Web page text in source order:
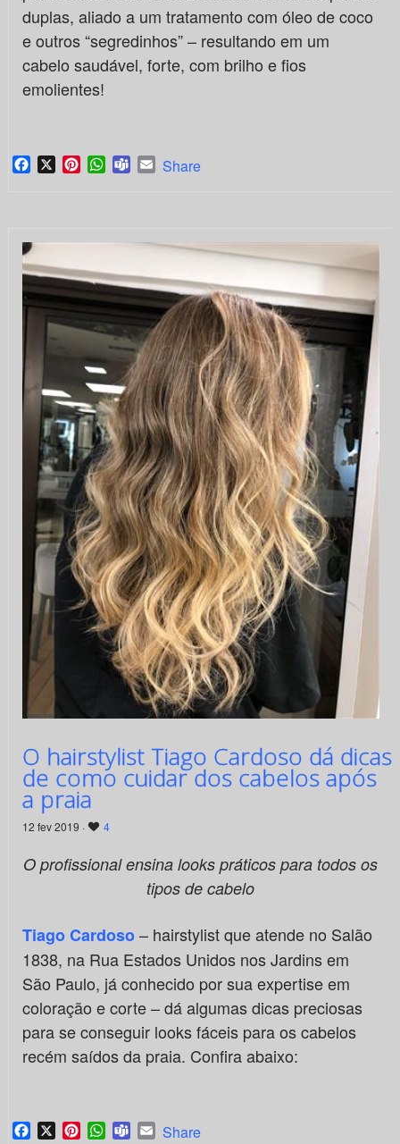
duplas, aliado a um tratamento com óleo de coco
e outros “segredinhos” – resultando em um
cabelo saudável, forte, com brilho e fios
emolientes!
Facebook
X PinterestWhatsApp
TeamsEmail
Share
O hairstylist Tiago Cardoso dá dicas
de como cuidar dos cabelos após
a praia
12 fev 2019 · 4
O profissional ensina looks práticos para todos os
tipos de cabelo
Tiago Cardoso– hairstylist que atende no Salão
1838, na Rua Estados Unidos nos Jardins em
São Paulo, já conhecido por sua expertise em
coloração e corte – dá algumas dicas preciosas
para se conseguir looks fáceis para os cabelos
recém saídos da praia. Confira abaixo:
Facebook
X PinterestWhatsApp
TeamsEmail
Share